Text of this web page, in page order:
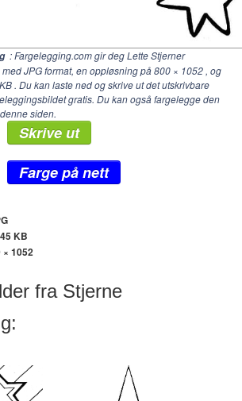
: Fargelegging.com gir deg Lette Stjerner
JPG format, en oppløsning på800 × 1052 , og
. Du kan laste ned og skrive ut det utskrivbare
gratis. Du kan også fargelegge den
siden.
Skrive ut
Farge på nett
KB
× 1052
fra Stjerne